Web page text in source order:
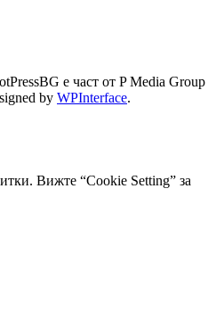
е част от P Media Group
by WPInterface.
Вижте “Cookie Setting” за